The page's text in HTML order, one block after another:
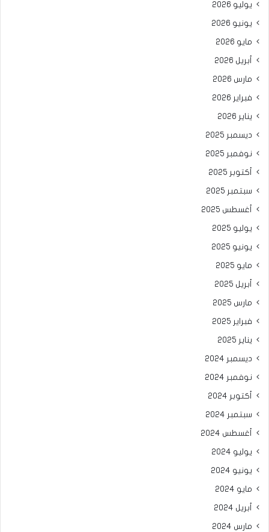
يوليو 2026
يونيو 2026
مايو 2026
أبريل 2026
مارس 2026
فبراير 2026
يناير 2026
ديسمبر 2025
نوفمبر 2025
أكتوبر 2025
سبتمبر 2025
أغسطس 2025
يوليو 2025
يونيو 2025
مايو 2025
أبريل 2025
مارس 2025
فبراير 2025
يناير 2025
ديسمبر 2024
نوفمبر 2024
أكتوبر 2024
سبتمبر 2024
أغسطس 2024
يوليو 2024
يونيو 2024
مايو 2024
أبريل 2024
مارس 2024